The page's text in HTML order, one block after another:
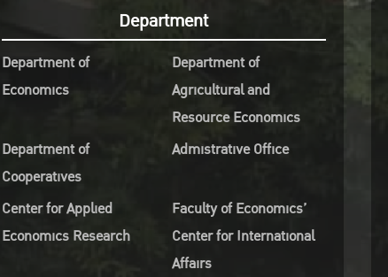
ข้อมูลในกลุ่มอุตสาหกรรมมากกว่า
370 อุตสาหกรรม (Industry Analysis,
NAICS & EMIS
Industries)
ข้อมูลบทวิเคราะห์งานวิจัยจากหน่วย
งานต่างๆ ทั้งในภาคอุตสาหกรรมและ
Reports)
ข้อมูลข่าวจากแหล่งข่าวสำนักพิมพ์
อัพเดทรายวันในทุกๆ ประเทศทั้งสำนัก
Department
Department of
Economics
Department of
Agricultural and
Resource Economics
Department of
Cooperatives
Admistrative Office
Center for Applied
Economics Research
Faculty of Economics’
Center for International
Affairs